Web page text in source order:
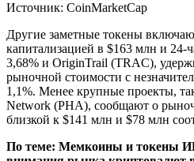
Источник: CoinMarketCap
Другие заметные токены
капитализацией в $163 млн и
3,68% и OriginTrail (TRAC),
рыночной стоимости с
1,1%. Менее крупные проекты,
Network (PHA), сообщают о
близкой к $141 млн и $78 млн
По теме: Мемкоины и токены